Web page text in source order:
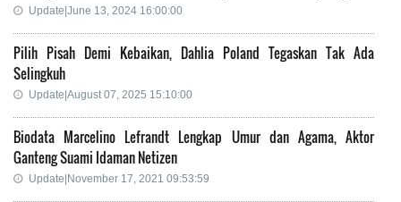
Update|June 13, 2024 16:00:00
Pilih Pisah Demi Kebaikan, Dahlia Poland Tegaskan Tak Ada
Selingkuh
Update|August 07, 2025 15:10:00
Biodata Marcelino Lefrandt Lengkap Umur dan Agama, Aktor
Ganteng Suami Idaman Netizen
Update|November 17, 2021 09:53:59